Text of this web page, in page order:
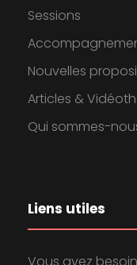
Sessions
Nouvelles
Articles &
Qui sommes-
Liens utiles